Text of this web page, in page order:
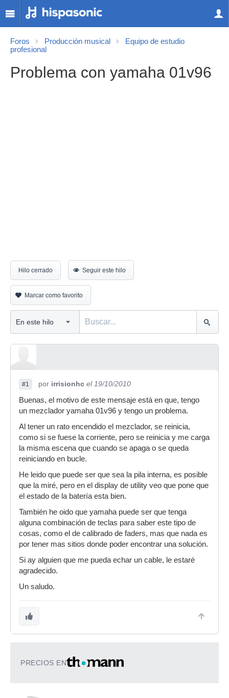
Foros Producción musical
Equipo de estudio
profesional
Problema con yamaha 01v96
Hilo cerrado Seguir este hilo
Marcar como favorito
#1 por irrisionhc el 19/10/2010
Buenas, el motivo de este mensaje está en que, tengo
un mezclador yamaha 01v96 y tengo un problema.
Al tener un rato encendido el mezclador, se reinicia,
como si se fuese la corriente, pero se reinicia y me carga
la misma escena que cuando se apaga o se queda
reiniciando en bucle.
He leido que puede ser que sea la pila interna, es posible
que la miré, pero en el display de utility veo que pone que
el estado de la batería esta bien.
También he oido que yamaha puede ser que tenga
alguna combinación de teclas para saber este tipo de
cosas, como el de calibrado de faders, mas que nada es
por tener mas sitios donde poder encontrar una solución.
Si ay alguien que me pueda echar un cable, le estaré
agradecido.
Un saludo.
PRECIOS EN